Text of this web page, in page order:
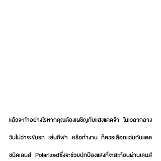
แล้วจะทำอย่างไรหากคุณต้องเผชิญกับแสงแดดจ้า ในเวลากลาง
วันไม่ว่าจะขับรถ เล่นกีฬา หรือทำงาน ก็ควรเลือกแว่นกันแดด
ชนิดเลนส์ Polarizedซึ่งจะช่วยปกป้องแสงที่จะสะท้อนผ่านเลนส์